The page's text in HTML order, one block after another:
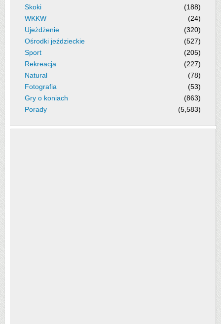
Skoki
(188)
WKKW
(24)
Ujeżdżenie
(320)
Ośrodki jeździeckie
(527)
Sport
(205)
Rekreacja
(227)
Natural
(78)
Fotografia
(53)
Gry o koniach
(863)
Porady
(5,583)